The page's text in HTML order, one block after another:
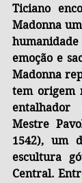
Ticiano
Madonna
emoção e
Madonna
tem origem
Mestre
1542), um
escultura
Central.